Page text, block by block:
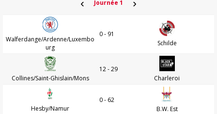
‹ Journée 1 ›
Walferdange/Ardenne/Luxembo
urg
0 - 91
Schilde
Collines/Saint-Ghislain/Mons
12 - 29
Charleroi
Hesby/Namur
0 - 62
B.W. Est